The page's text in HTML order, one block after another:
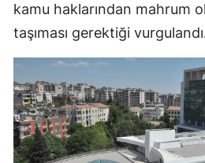
kamu haklarından mahrum
taşıması gerektiği